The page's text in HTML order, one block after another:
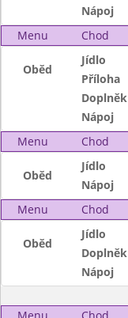
Nápoj
Menu
Chod
Oběd
Jídlo
Příloha
Doplněk
Nápoj
Menu
Chod
Oběd
Jídlo
Nápoj
Menu
Chod
Oběd
Jídlo
Doplněk
Nápoj